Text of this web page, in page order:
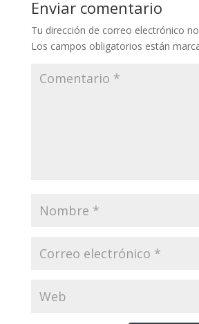
Enviar comentario
Tu dirección de correo electrónico
Los campos obligatorios están